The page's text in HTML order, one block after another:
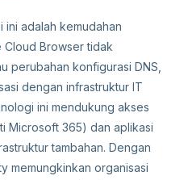
ini adalah kemudahan
Browser tidak
perubahan konfigurasi DNS,
dengan infrastruktur IT
ini mendukung akses
Microsoft 365) dan aplikasi
tambahan. Dengan
memungkinkan organisasi